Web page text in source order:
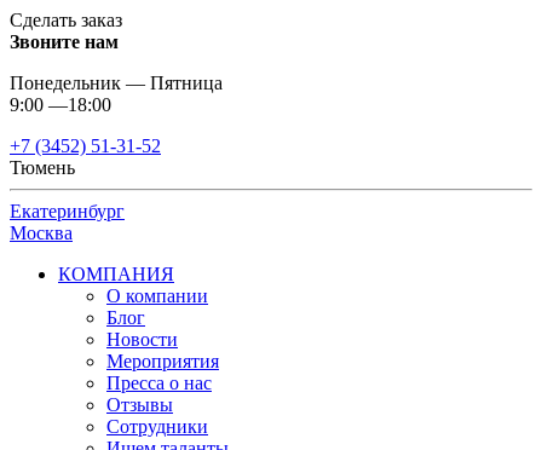
Сделать заказ
Звоните нам
Понедельник — Пятница
9:00 —18:00
+7 (3452) 51-31-52
Тюмень
Екатеринбург
Москва
КОМПАНИЯ
О компании
Блог
Новости
Мероприятия
Пресса о нас
Отзывы
Сотрудники